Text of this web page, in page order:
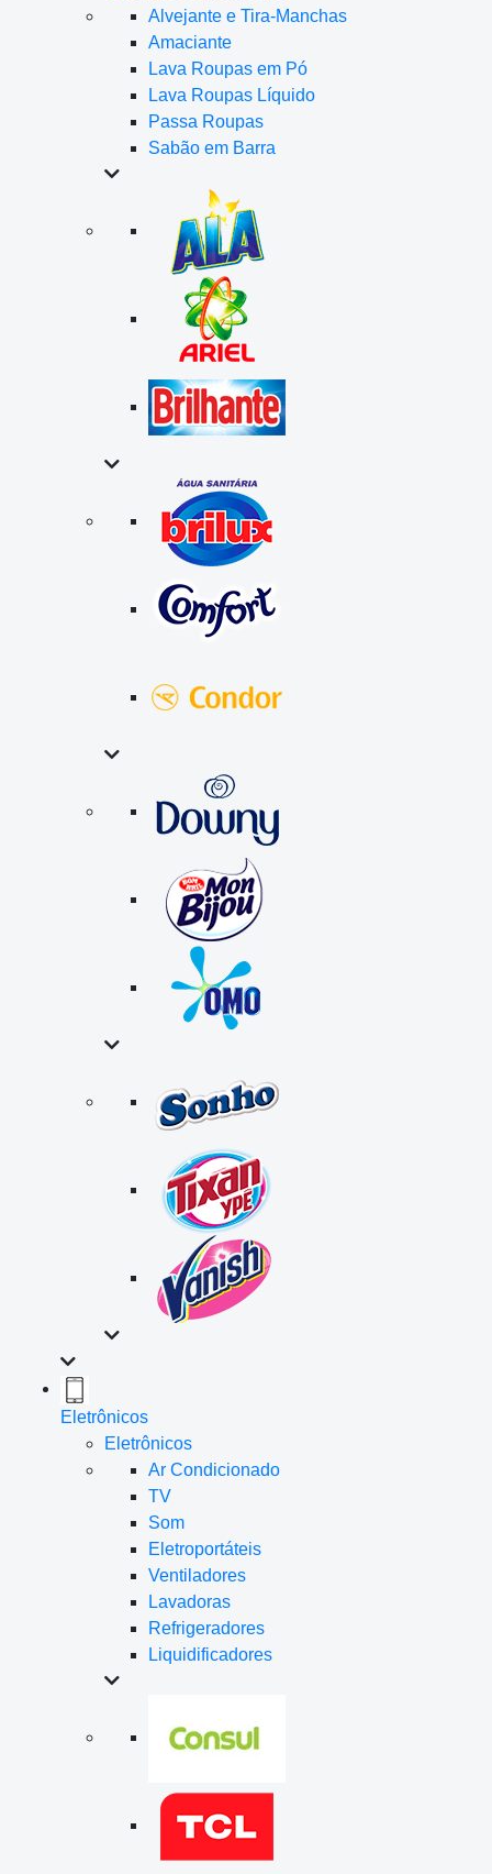
Alvejante e Tira-Manchas
Amaciante
Lava Roupas em Pó
Lava Roupas Líquido
Passa Roupas
Sabão em Barra
Eletrônicos
Eletrônicos
Ar Condicionado
TV
Som
Eletroportáteis
Ventiladores
Lavadoras
Refrigeradores
Liquidificadores